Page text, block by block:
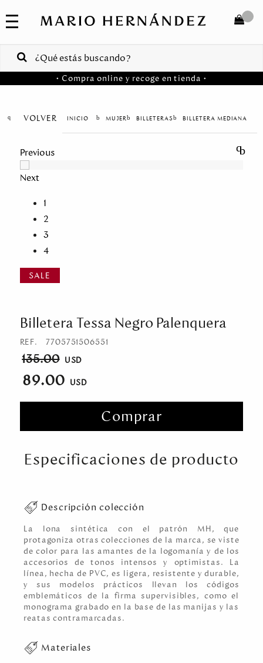
COLECCIONES
VENTAS
CORPORATIVAS COMPRAR
• Compra online y recoge en tienda •
VOLVER MUJER BILLETERAS BILLETERA MEDIANA
Previous
Next
1
2
3
4
Billetera Tessa Negro Palenquera
REF. 7705751506551
135.00
89.00
Comprar
Especificaciones de producto
Descripción colección
La lona sintética con el patrón MH, que
protagoniza otras colecciones de la marca, se viste
de color para las amantes de la logomanía y de los
accesorios de tonos intensos y optimistas. La
línea, hecha de PVC, es ligera, resistente y durable,
y sus modelos prácticos llevan los códigos
emblemáticos de la firma supervisibles, como el
monograma grabado en la base de las manijas y las
reatas contramarcadas.
Materiales